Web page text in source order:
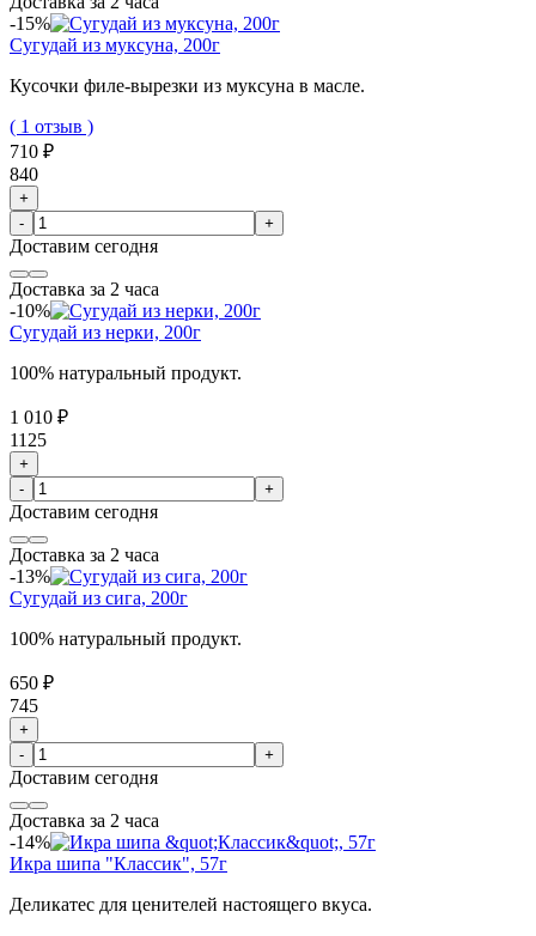
-15%
Сугудай из муксуна, 200г
Кусочки филе-вырезки из муксуна в масле.
( 1 отзыв )
710 ₽
840
+
-
+
Доставим сегодня
Доставка за 2 часа
-10%
Сугудай из нерки, 200г
100% натуральный продукт.
1 010 ₽
1125
+
-
+
Доставим сегодня
Доставка за 2 часа
-13%
Сугудай из сига, 200г
100% натуральный продукт.
650 ₽
745
+
-
+
Доставим сегодня
Доставка за 2 часа
-14%
Икра шипа "Классик", 57г
Деликатес для ценителей настоящего вкуса.